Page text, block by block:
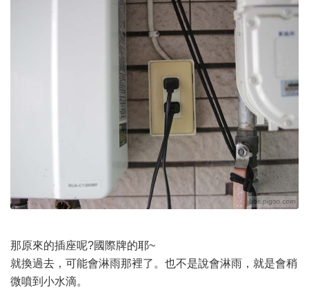
那原來的插座呢?國際牌的耶~
就換過去，可能會淋雨那裡了。也不是說會淋雨，就是會稍
微噴到小水滴。